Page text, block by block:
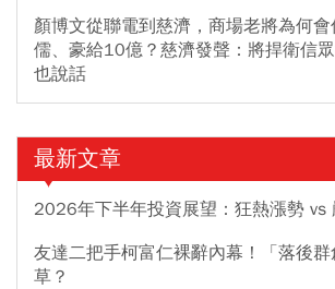
顏博文從聯電到慈濟，商場老將為何
儒、豪給10億？慈濟發聲：將捍衛信
也說話
最新文章
2026年下半年投資展望：狂熱漲勢 vs
友達二把手柯富仁裸辭內幕！「落後
草？